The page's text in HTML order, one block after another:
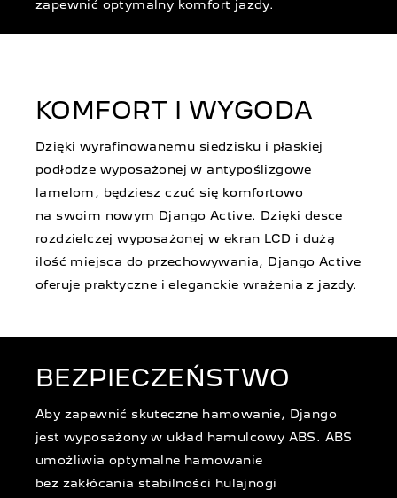
zapewnić optymalny komfort jazdy.
KOMFORT I WYGODA
Dzięki wyrafinowanemu siedzisku i płaskiej
podłodze wyposażonej w antypoślizgowe
lamelom, będziesz czuć się komfortowo
na swoim nowym Django Active. Dzięki desce
rozdzielczej wyposażonej w ekran LCD i dużą
ilość miejsca do przechowywania, Django Active
oferuje praktyczne i eleganckie wrażenia z jazdy.
BEZPIECZEŃSTWO
Aby zapewnić skuteczne hamowanie, Django
jest wyposażony w układ hamulcowy ABS. ABS
umożliwia optymalne hamowanie
bez zakłócania stabilności hulajnogi